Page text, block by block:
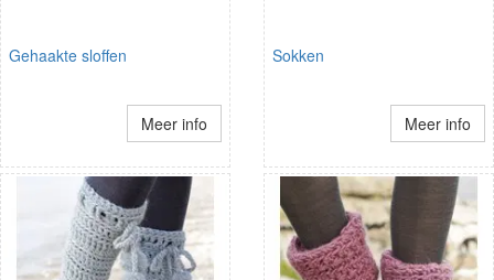
Gehaakte sloffen
Meer info
Sokken
Meer info